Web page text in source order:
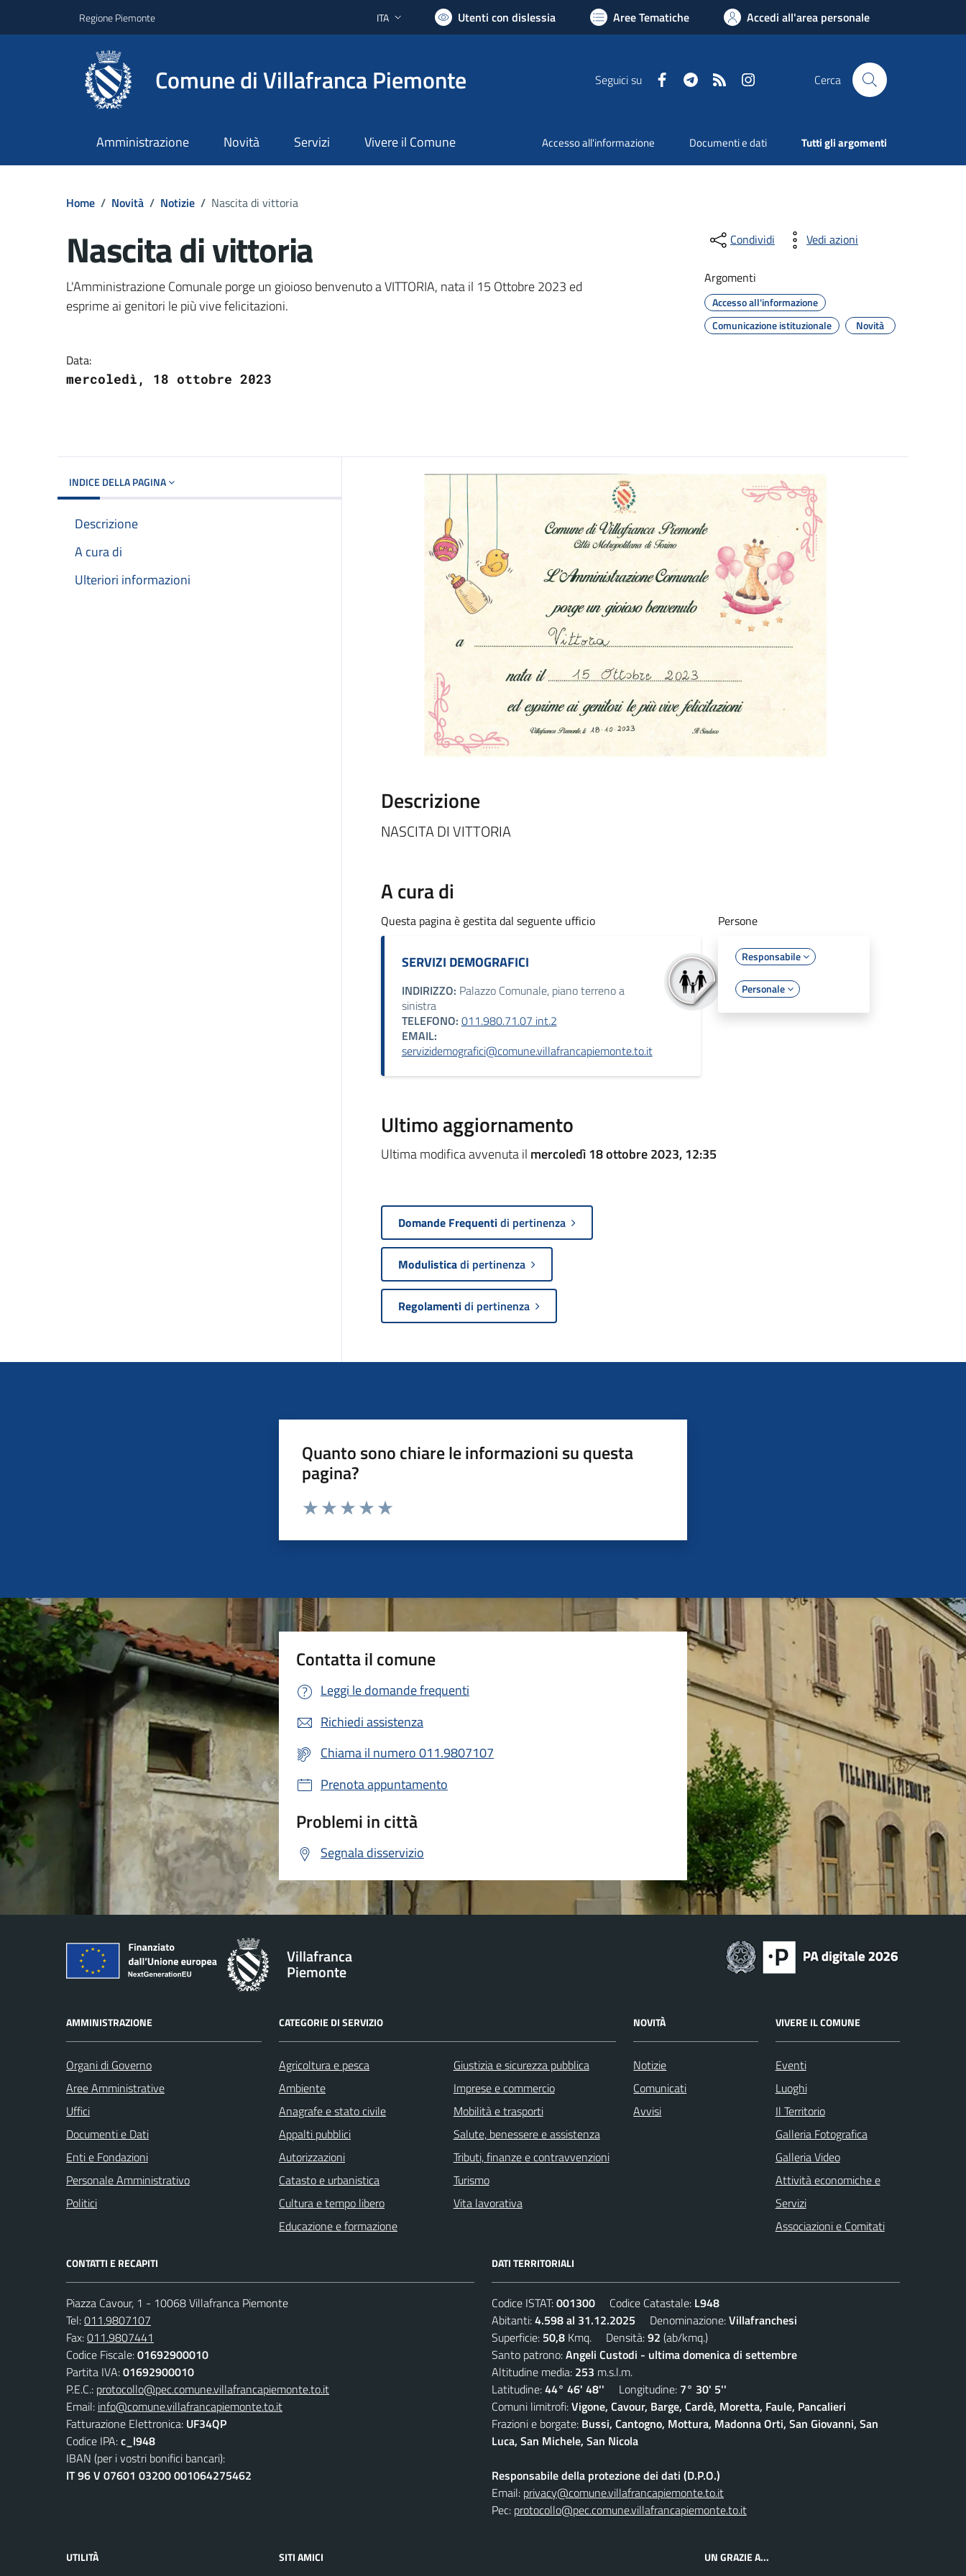
Regione Piemonte Lingua attiva:
ITA Utenti con dislessia Aree Tematiche Accedi all'area personale
Comune di Villafranca Piemonte Seguici su FacebookTelegramRSS Cerca
Amministrazione Novità Servizi Vivere il Comune Accesso all'informazione Documenti e dati Tutti gli argomenti
Home / Novità / Notizie / Nascita di vittoria
Nascita di vittoria
Dettagli del documento
L'Amministrazione Comunale porge un gioioso benvenuto a VITTORIA, nata il 15 Ottobre 2023 ed
esprime ai genitori le più vive felicitazioni.
Data:
mercoledì, 18 ottobre 2023
Condividi Vedi azioni
Argomenti
Accesso all'informazione
Comunicazione istituzionale
Novità
INDICE DELLA PAGINA
Descrizione
A cura di
Ulteriori informazioni
Descrizione
NASCITA DI VITTORIA
A cura di
Questa pagina è gestita dal seguente ufficio
SERVIZI DEMOGRAFICI
INDIRIZZO: Palazzo Comunale, piano terreno a
sinistra
TELEFONO: 011.980.71.07 int.2
EMAIL:
servizidemografici@comune.villafrancapiemonte.to.it
Persone
Responsabile
Personale
Ultimo aggiornamento
Ultima modifica avvenuta il mercoledì 18 ottobre 2023, 12:35
Domande Frequentidi pertinenza
Modulisticadi pertinenza
Regolamentidi pertinenza
Quanto sono chiare le informazioni su questa
pagina?
Valuta da 1 a 5 stelle la pagina
Contatta il comune
Leggi le domande frequenti
Richiedi assistenza
Chiama il numero 011.9807107
Prenota appuntamento
Problemi in città
Segnala disservizio
Villafranca
Piemonte
AMMINISTRAZIONE
Organi di Governo
Aree Amministrative
Uffici
Documenti e Dati
Enti e Fondazioni
Personale Amministrativo
Politici
CATEGORIE DI SERVIZIO
Agricoltura e pesca
Ambiente
Anagrafe e stato civile
Appalti pubblici
Autorizzazioni
Catasto e urbanistica
Cultura e tempo libero
Educazione e formazione
Giustizia e sicurezza pubblica
Imprese e commercio
Mobilità e trasporti
Salute, benessere e assistenza
Tributi, finanze e contravvenzioni
Turismo
Vita lavorativa
NOVITÀ
Notizie
Comunicati
Avvisi
VIVERE IL COMUNE
Eventi
Luoghi
Il Territorio
Galleria Fotografica
Galleria Video
Attività economiche e
Servizi
Associazioni e Comitati
CONTATTI E RECAPITI
Piazza Cavour, 1 - 10068 Villafranca Piemonte
Tel:011.9807107
Fax:011.9807441
Codice Fiscale:01692900010
Partita IVA:01692900010
P.E.C.: protocollo@pec.comune.villafrancapiemonte.to.it
Email: info@comune.villafrancapiemonte.to.it
Fatturazione Elettronica: UF34QP
Codice IPA:c_l948
IBAN (per i vostri bonifici bancari):
IT 96 V 07601 03200 001064275462
DATI TERRITORIALI
Codice ISTAT:001300 Codice Catastale: L948
Abitanti:4.598 al 31.12.2025 Denominazione:Villafranchesi
Superficie: 50,8 Kmq. Densità:92 (ab/kmq.)
Santo patrono:Angeli Custodi - ultima domenica di settembre
Altitudine media: 253 m.s.l.m.
Latitudine:44° 46' 48'' Longitudine: 7° 30' 5''
Comuni limitrofi:Vigone, Cavour, Barge, Cardè, Moretta, Faule, Pancalieri
Frazioni e borgate: Bussi, Cantogno, Mottura, Madonna Orti, San Giovanni, San
Luca, San Michele, San Nicola
Responsabile della protezione dei dati (D.P.O.)
Email: privacy@comune.villafrancapiemonte.to.it
Pec: protocollo@pec.comune.villafrancapiemonte.to.it
UTILITÀ SITI AMICI UN GRAZIE A...